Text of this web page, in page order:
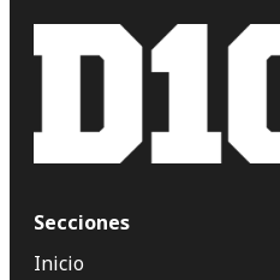
Secciones
Inicio